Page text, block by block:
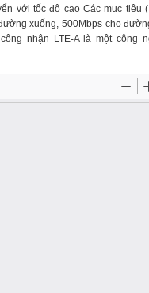
với tốc độ cao Các mục tiêu
xuống, 500Mbps cho
nhận LTE-A là một công